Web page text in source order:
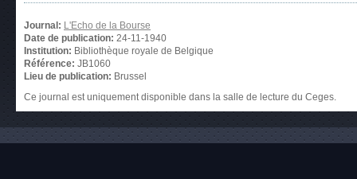
Journal: L'Echo de la Bourse
Date de publication: 24-11-1940
Institution: Bibliothèque royale de Belgique
Référence: JB1060
Lieu de publication: Brussel
Ce journal est uniquement disponible dans la salle de lecture du Ceges.